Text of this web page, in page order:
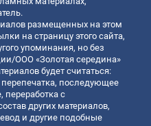
размещенных на этом
на страницу этого сайта,
упоминания, но без
ООО «Золотая середина»
будет считаться:
последующее
переработка с
других материалов,
и другие подобные